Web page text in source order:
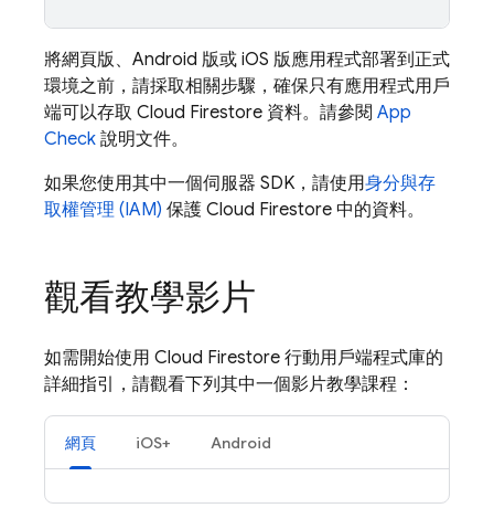
將網頁版、Android 版或 iOS 版應用程式部署到正式
環境之前，請採取相關步驟，確保只有應用程式用戶
端可以存取 Cloud Firestore 資料。請參閱 App
Check 說明文件。
如果您使用其中一個伺服器 SDK，請使用身分與存
取權管理 (IAM) 保護 Cloud Firestore 中的資料。
觀看教學影片
如需開始使用 Cloud Firestore 行動用戶端程式庫的
詳細指引，請觀看下列其中一個影片教學課程：
網頁 iOS+ Android